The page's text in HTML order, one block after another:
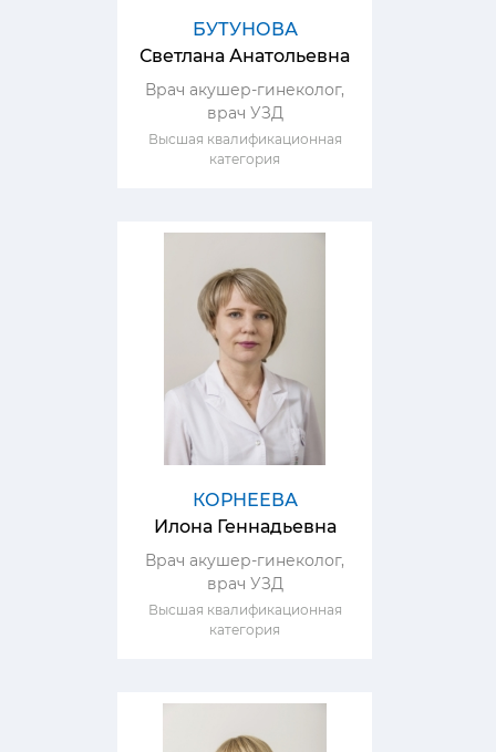
БУТУНОВА
Светлана Анатольевна
Врач акушер-гинеколог,
врач УЗД
Высшая квалификационная
категория
КОРНЕЕВА
Илона Геннадьевна
Врач акушер-гинеколог,
врач УЗД
Высшая квалификационная
категория